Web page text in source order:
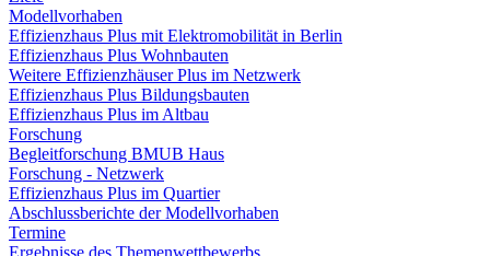
Modellvorhaben
Effizienzhaus Plus mit Elektromobilität in Berlin
Effizienzhaus Plus Wohnbauten
Weitere Effizienzhäuser Plus im Netzwerk
Effizienzhaus Plus Bildungsbauten
Effizienzhaus Plus im Altbau
Forschung
Begleitforschung BMUB Haus
Forschung - Netzwerk
Effizienzhaus Plus im Quartier
Abschlussberichte der Modellvorhaben
Termine
Ergebnisse des Themenwettbewerbs